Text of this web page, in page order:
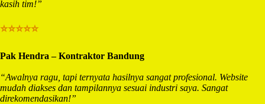
kasih tim!”
⭐⭐⭐⭐⭐
Pak Hendra – Kontraktor Bandung
“Awalnya ragu, tapi ternyata hasilnya sangat profesional. Website
mudah diakses dan tampilannya sesuai industri saya. Sangat
direkomendasikan!”